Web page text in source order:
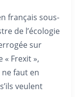
français sous-
de l’écologie
sur
« Frexit »,
faut en
veulent